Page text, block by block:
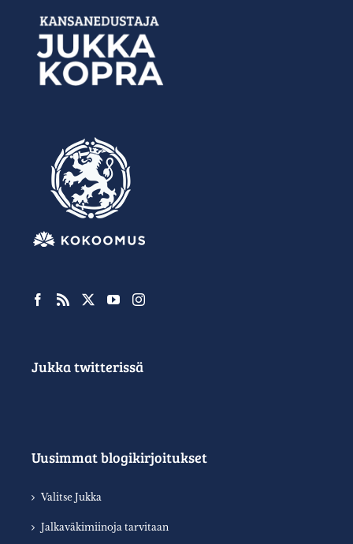
Jukka twitterissä
Uusimmat blogikirjoitukset
Valitse Jukka
Jalkaväkimiinoja tarvitaan